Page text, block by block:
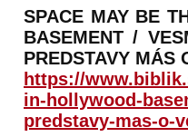
SPACE MAY BE
BASEMENT /
PREDSTAVY MÁS
https://
in-hollywood-
predstavy-mas-o-